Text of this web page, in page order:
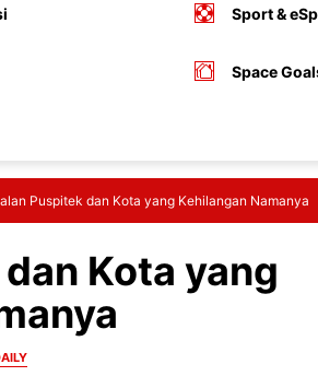
Sport &
Space
Puspitek dan Kota yang Kehilangan Namanya
Kota yang